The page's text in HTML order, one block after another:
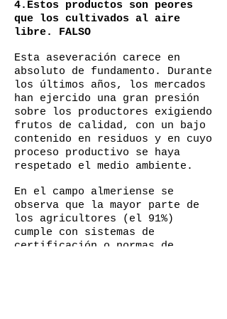
4.Estos productos son peores
que los cultivados al aire
libre. FALSO
Esta aseveración carece en
absoluto de fundamento. Durante
los últimos años, los mercados
han ejercido una gran presión
sobre los productores exigiendo
frutos de calidad, con un bajo
contenido en residuos y en cuyo
proceso productivo se haya
respetado el medio ambiente.
En el campo almeriense se
observa que la mayor parte de
los agricultores (el 91%)
cumple con sistemas de
certificación o normas de